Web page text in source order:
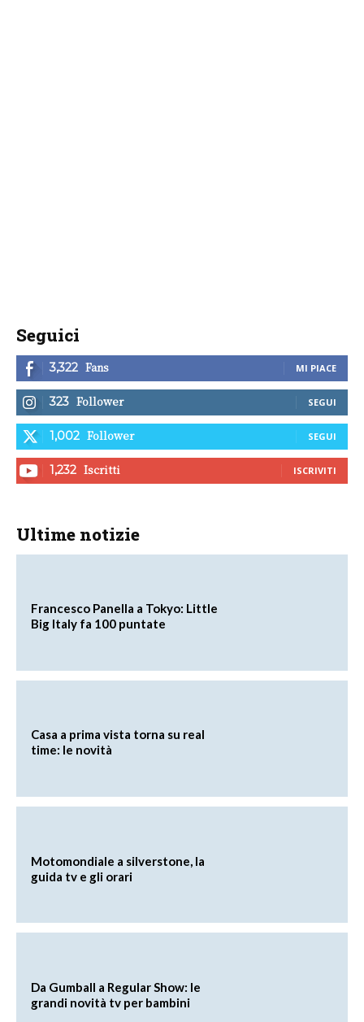
Seguici
3,322 Fans MI PIACE
323 Follower SEGUI
1,002 Follower SEGUI
1,232 Iscritti ISCRIVITI
Ultime notizie
Francesco Panella a Tokyo: Little
Big Italy fa 100 puntate
Casa a prima vista torna su real
time: le novità
Motomondiale a silverstone, la
guida tv e gli orari
Da Gumball a Regular Show: le
grandi novità tv per bambini